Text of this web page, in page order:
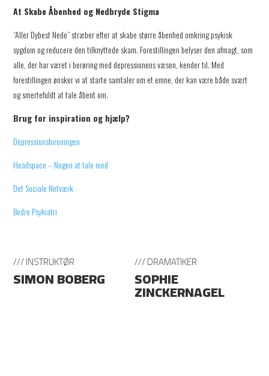
At Skabe Åbenhed og Nedbryde Stigma
“Aller Dybest Nede” stræber efter at skabe større åbenhed omkring psykisk
sygdom og reducere den tilknyttede skam. Forestillingen belyser den afmagt, som
alle, der har været i berøring med depressionens væsen, kender til. Med
forestillingen ønsker vi at starte samtaler om et emne, der kan være både svært
og smertefuldt at tale åbent om.
Brug for inspiration og hjælp?
Depressionsforeningen
Headspace – Nogen at tale med
Det Sociale Netværk
Bedre Psykiatri
/// INSTRUKTØR
SIMON BOBERG
/// DRAMATIKER
SOPHIE
ZINCKERNAGEL